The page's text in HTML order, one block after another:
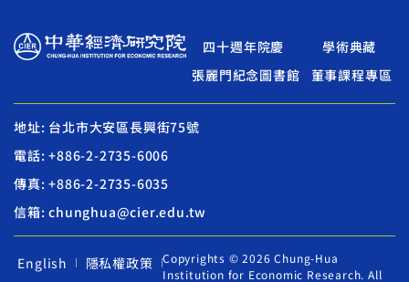
四十週年院慶
學術典藏
張麗門紀念圖書館
董事課程專區
地址: 台北市大安區長興街75號
電話: +886-2-2735-6006
傳真: +886-2-2735-6035
信箱: chunghua@cier.edu.tw
English
隱私權政策
Copyrights © 2026 Chung-Hua
Institution for Economic Research. All